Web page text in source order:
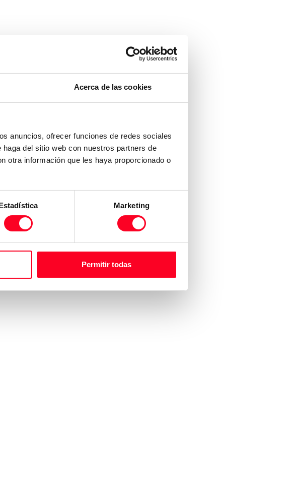
Acerca de las cookies
anuncios, ofrecer funciones de redes sociales
del sitio web con nuestros partners de
otra información que les haya proporcionado o
Marketing
Permitir todas